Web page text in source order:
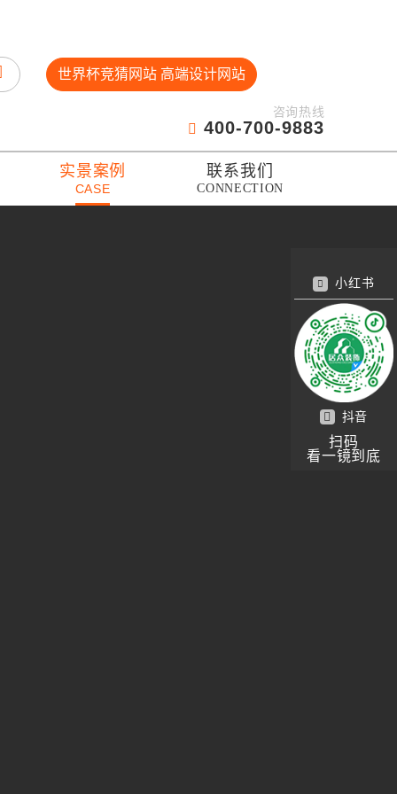
世界杯竞猜网站 高端设计网站
咨询热线
400-700-9883
实景案例
CASE
联系我们
CONNECTION
小红书
抖音
扫码
看一镜到底